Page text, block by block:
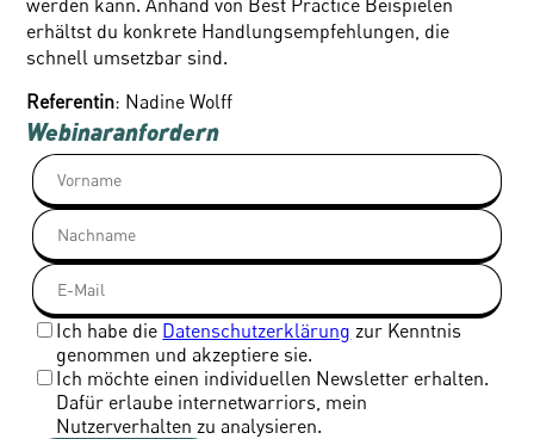
werden kann. Anhand von Best Practice Beispielen
erhältst du konkrete Handlungsempfehlungen, die
schnell umsetzbar sind.
Referentin: Nadine Wolff
Webinaranfordern
Ich habe die Datenschutzerklärung zur Kenntnis
genommen und akzeptiere sie.
Ich möchte einen individuellen Newsletter erhalten.
Dafür erlaube internetwarriors, mein
Nutzerverhalten zu analysieren.